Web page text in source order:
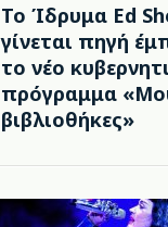
Το Ίδρυμα Ed
γίνεται πηγή
το νέο
πρόγραμμα
βιβλιοθήκες»